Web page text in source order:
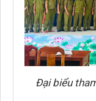
Đại biểu